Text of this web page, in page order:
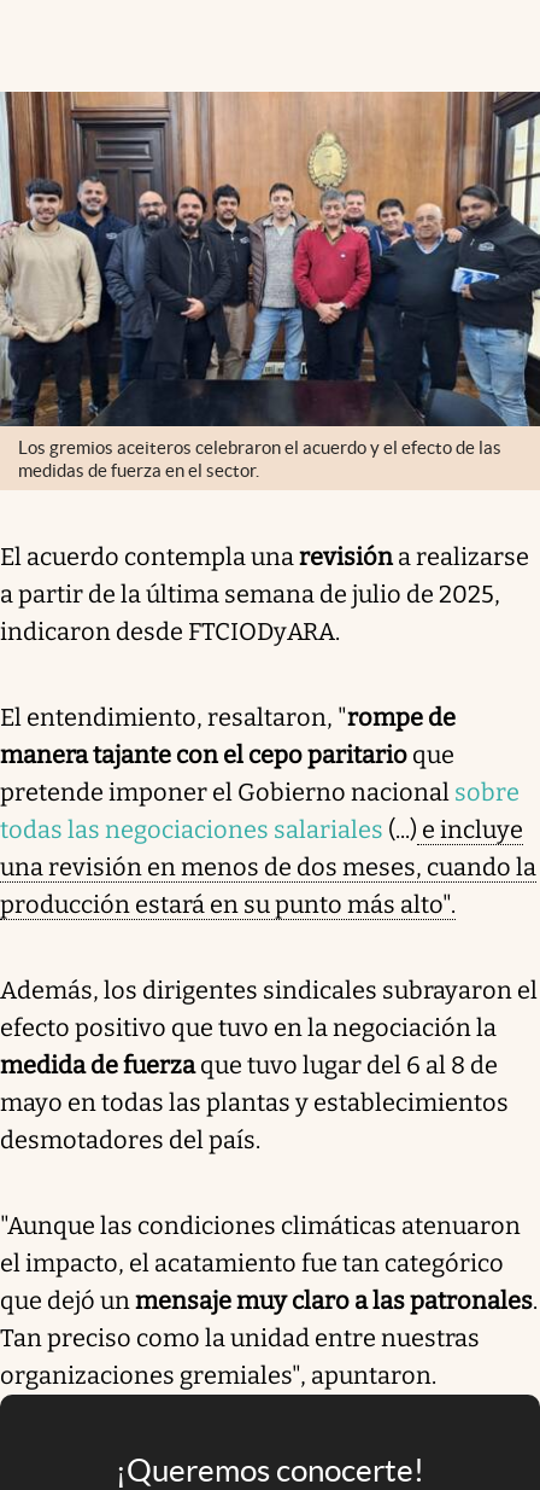
Los gremios aceiteros celebraron el acuerdo y el efecto de las
medidas de fuerza en el sector.
El acuerdo contempla unarevisióna realizarse
a partir de la última semana de julio de 2025,
indicaron desde FTCIODyARA.
El entendimiento, resaltaron, "rompe de
manera tajante con el cepo paritario que
pretende imponer el Gobierno nacional sobre
todas las negociaciones salariales (...) e incluye
una revisión en menos de dos meses, cuando la
producción estará en su punto más alto".
Además, los dirigentes sindicales subrayaron el
efecto positivo que tuvo en la negociación la
medida de fuerzaque tuvo lugar del 6 al 8 de
mayo en todas las plantas y establecimientos
desmotadores del país.
"Aunque las condiciones climáticas atenuaron
el impacto, el acatamiento fue tan categórico
que dejó unmensaje muy claro a las patronales.
Tan preciso como la unidad entre nuestras
organizaciones gremiales", apuntaron.
¡Queremos conocerte!